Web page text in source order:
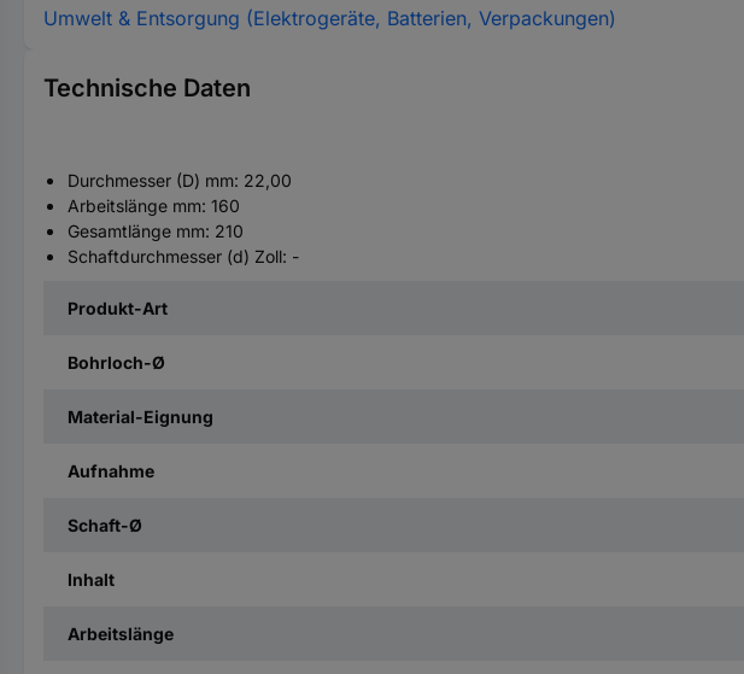
Umwelt & Entsorgung (Elektrogeräte, Batterien, Verpackungen)
Technische Daten
Durchmesser (D) mm: 22,00
Arbeitslänge mm: 160
Gesamtlänge mm: 210
Schaftdurchmesser (d) Zoll: -
Produkt-Art
Bohrloch-Ø
Material-Eignung
Aufnahme
Schaft-Ø
Inhalt
Arbeitslänge